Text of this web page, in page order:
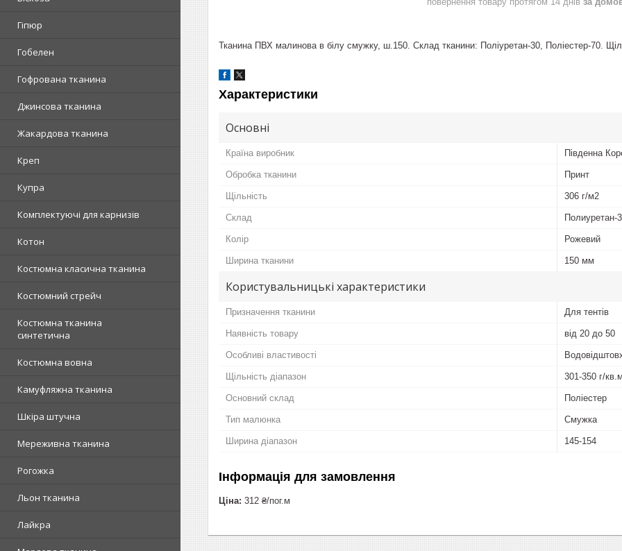
Гіпюр
Гобелен
Гофрована тканина
Джинсова тканина
Жакардова тканина
Креп
Купра
Комплектуючі для карнизів
Котон
Костюмна класична тканина
Костюмний стрейч
Костюмна тканина
синтетична
Костюмна вовна
Камуфляжна тканина
Шкіра штучна
Мереживна тканина
Рогожка
Льон тканина
Лайкра
Тканина ПВХ малинова в білу смужку, ш.150. Склад тканини: Поліуретан-30, Поліестер-70.
Характеристики
Основні
Країна виробник Південна
Обробка тканини Принт
Щільність 306 г/м2
Склад Полиуретан-
Колір Рожевий
Ширина тканини 150 мм
Користувальницькі характеристики
Призначення тканини Для тентів
Наявність товару від 20 до 50
Особливі властивості
Щільність діапазон 301-350 г/кв.м
Основний склад Поліестер
Тип малюнка Смужка
Ширина діапазон 145-154
Інформація для замовлення
Ціна: 312 ₴/пог.м